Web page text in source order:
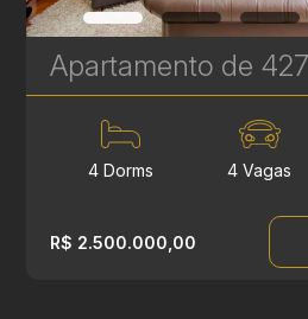
4 Dorms 4 Vagas
R$ 2.500.000,00